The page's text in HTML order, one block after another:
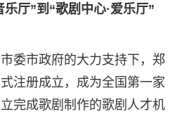
乐厅”到“歌剧中心·爱乐厅”
委市政府的大力支持下，郑
注册成立，成为全国第一家
完成歌剧制作的歌剧人才机